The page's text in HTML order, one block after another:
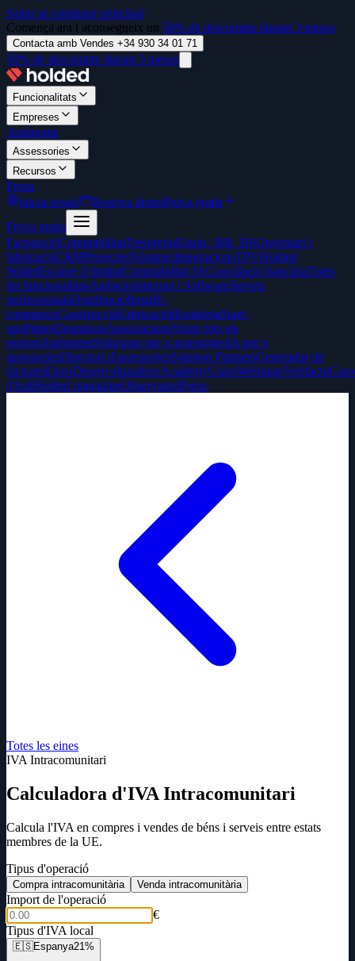
Saltar al contingut principal
Comença ara i aconsegueix un 50% de descompte durant 3 mesos
Contacta amb Vendes +34 930 34 01 71
50% de descompte durant 3 mesos
Funcionalitats
Empreses
Autònoms
Assessories
Recursos
Preus
Inicia sessió
Reserva demoProva gratis
Prova gratis
FacturacióComptabilitatTresoreriaEquip / RR. HH.Inventari i
fabricacióCRMProjectesNòminesIntegracionsTPVHolded
WalletEscàner il·limitatComptabilitat IAConciliació bancàriaTotes
les funcionalitatsAgènciesInternet i SoftwareServeis
professionalsDistribucióRetailE-
commerceConstruccióFabricacióHostaleriaStart-
upsPimesDespatxosAssociacionsVeure tots els
sectorsAutònomsSolucions per a assessoriesIA per a
assessoriesDirectori d'assessoriesSolution PartnersGenerador de
facturesEinesDesenvolupadorsAcademyGuiesWebinarsVerifactu
d'èxitHolded magazineObservatoriPreus
Totes les eines
IVA Intracomunitari
Calculadora d'IVA Intracomunitari
Calcula l'IVA en compres i vendes de béns i serveis entre estats
membres de la UE.
Tipus d'operació
Compra intracomunitària Venda intracomunitària
Import de l'operació
€
Tipus d'IVA local
🇪🇸Espanya21%